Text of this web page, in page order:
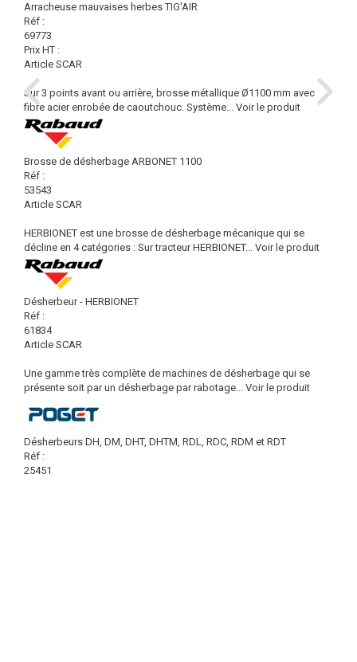
Arracheuse mauvaises herbes TIG'AIR
Réf :
69773
Prix HT :
Article SCAR
Sur 3 points avant ou arrière, brosse métallique Ø1100 mm avec
fibre acier enrobée de caoutchouc. Système... Voir le produit
Brosse de désherbage ARBONET 1100
Réf :
53543
Article SCAR
HERBIONET est une brosse de désherbage mécanique qui se
décline en 4 catégories : Sur tracteur HERBIONET... Voir le produit
Désherbeur - HERBIONET
Réf :
61834
Article SCAR
Une gamme très complète de machines de désherbage qui se
présente soit par un désherbage par rabotage... Voir le produit
Désherbeurs DH, DM, DHT, DHTM, RDL, RDC, RDM et RDT
Réf :
25451